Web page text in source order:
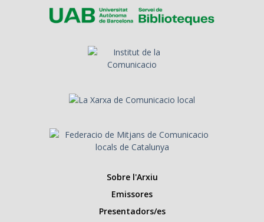
Sobre l'Arxiu
Emissores
Presentadors/es